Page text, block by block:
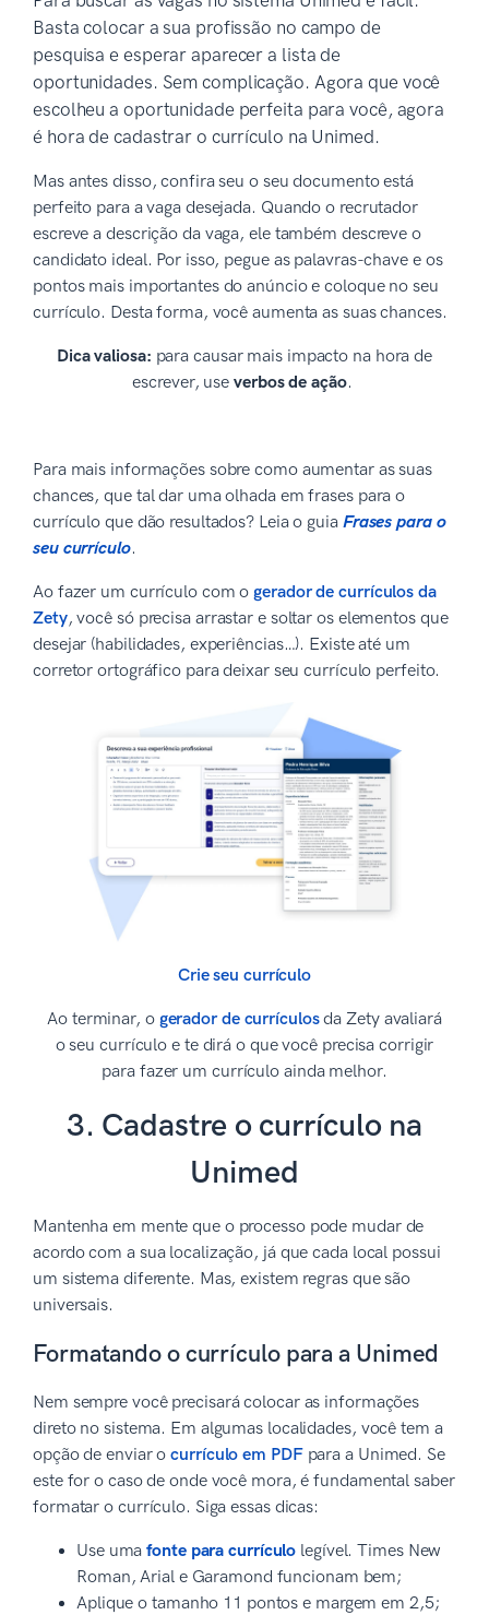
Basta colocar a sua profissão no campo de
pesquisa e esperar aparecer a lista de
oportunidades. Sem complicação. Agora que você
escolheu a oportunidade perfeita para você, agora
é hora de cadastrar o currículo na Unimed.
Mas antes disso, confira seu o seu documento está
perfeito para a vaga desejada. Quando o recrutador
escreve a descrição da vaga, ele também descreve o
candidato ideal. Por isso, pegue as palavras-chave e os
pontos mais importantes do anúncio e coloque no seu
currículo. Desta forma, você aumenta as suas chances.
Dica valiosa: para causar mais impacto na hora de
escrever, useverbos de ação.
Para mais informações sobre como aumentar as suas
chances, que tal dar uma olhada em frases para o
currículo que dão resultados? Leia o guia Frases para o
seu currículo.
Ao fazer um currículo com ogerador de currículos da
Zety, você só precisa arrastar e soltar os elementos que
desejar (habilidades, experiências…). Existe até um
corretor ortográfico para deixar seu currículo perfeito.
Crie seu currículo
Ao terminar, o gerador de currículosda Zety avaliará
o seu currículo e te dirá o que você precisa corrigir
para fazer um currículo ainda melhor.
3. Cadastre o currículo na
Unimed
Mantenha em mente que o processo pode mudar de
acordo com a sua localização, já que cada local possui
um sistema diferente. Mas, existem regras que são
universais.
Formatando o currículo para a Unimed
Nem sempre você precisará colocar as informações
direto no sistema. Em algumas localidades, você tem a
opção de enviar ocurrículo em PDFpara a Unimed. Se
este for o caso de onde você mora, é fundamental saber
formatar o currículo. Siga essas dicas:
Use umafonte para currículo legível. Times New
Roman, Arial e Garamond funcionam bem;
Aplique o tamanho 11 pontos e margem em 2,5;